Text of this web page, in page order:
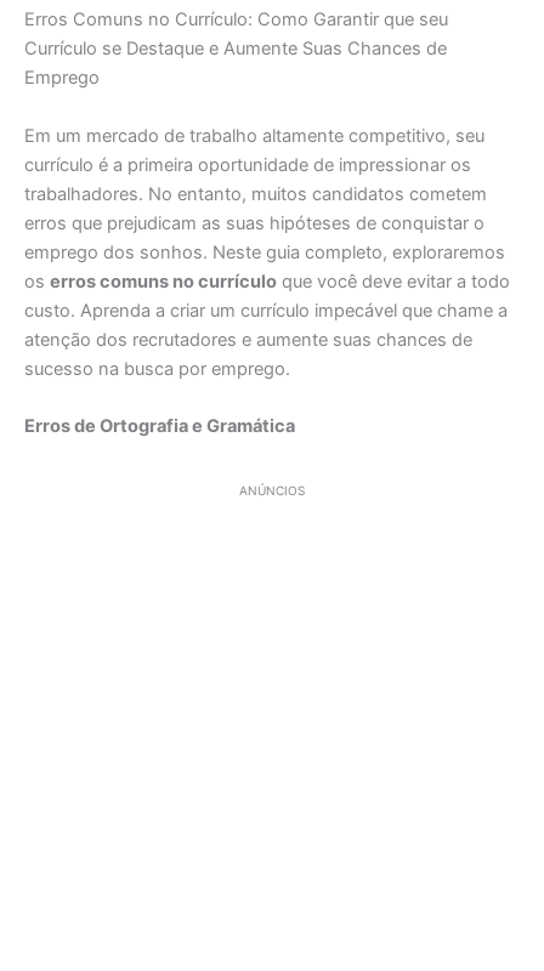
Erros Comuns no Currículo: Como Garantir que seu
Currículo se Destaque e Aumente Suas Chances de
Emprego
Em um mercado de trabalho altamente competitivo, seu
currículo é a primeira oportunidade de impressionar os
trabalhadores. No entanto, muitos candidatos cometem
erros que prejudicam as suas hipóteses de conquistar o
emprego dos sonhos. Neste guia completo, exploraremos
os erros comuns no currículo que você deve evitar a todo
custo. Aprenda a criar um currículo impecável que chame a
atenção dos recrutadores e aumente suas chances de
sucesso na busca por emprego.
Erros de Ortografia e Gramática
ANÚNCIOS